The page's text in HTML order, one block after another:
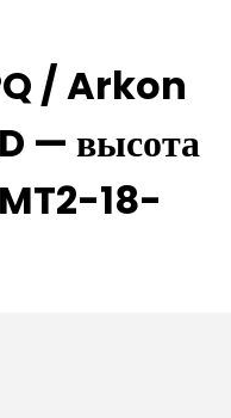
/ Arkon
— высота
18-